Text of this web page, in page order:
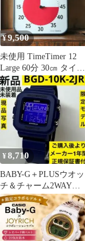
¥9,500
未使用 TimeTimer 12
Large 60分 30㎝ タイマ
ー
¥8,710
BABY-G＋PLUSウオッ
チ＆チャーム2WAYス
タイルBGD-10K-2JR